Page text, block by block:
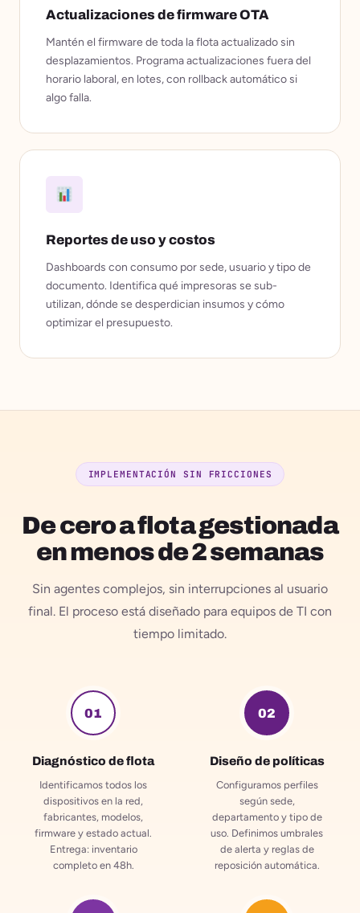
Actualizaciones de firmware OTA
Mantén el firmware de toda la flota actualizado sin
desplazamientos. Programa actualizaciones fuera del
horario laboral, en lotes, con rollback automático si
algo falla.
Reportes de uso y costos
Dashboards con consumo por sede, usuario y tipo de
documento. Identifica qué impresoras se sub-
utilizan, dónde se desperdician insumos y cómo
optimizar el presupuesto.
IMPLEMENTACIÓN SIN FRICCIONES
De cero a flota gestionada
en menos de 2 semanas
Sin agentes complejos, sin interrupciones al usuario
final. El proceso está diseñado para equipos de TI con
tiempo limitado.
01
Diagnóstico de flota
Identificamos todos los
dispositivos en la red,
fabricantes, modelos,
firmware y estado actual.
Entrega: inventario
completo en 48h.
02
Diseño de políticas
Configuramos perfiles
según sede,
departamento y tipo de
uso. Definimos umbrales
de alerta y reglas de
reposición automática.